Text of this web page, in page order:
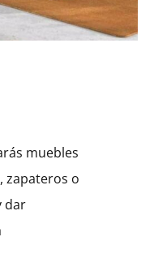
muebles
zapateros o
dar